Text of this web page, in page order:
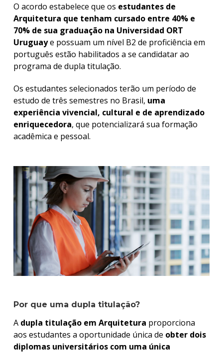
O acordo estabelece que os estudantes de
Arquitetura que tenham cursado entre 40% e
70% de sua graduação na Universidad ORT
Uruguaye possuam um nível B2 de proficiência em
português estão habilitados a se candidatar ao
programa de dupla titulação.
Os estudantes selecionados terão um período de
estudo de três semestres no Brasil, uma
experiência vivencial, cultural e de aprendizado
enriquecedora, que potencializará sua formação
acadêmica e pessoal.
Por que uma dupla titulação?
A dupla titulação em Arquitetura proporciona
aos estudantes a oportunidade única de obter dois
diplomas universitários com uma única